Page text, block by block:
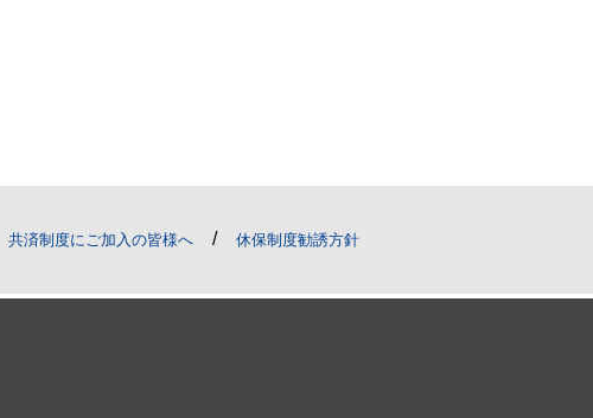
共済制度にご加入の皆様へ / 休保制度勧誘方針